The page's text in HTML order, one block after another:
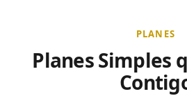
PLANES
Planes Simples